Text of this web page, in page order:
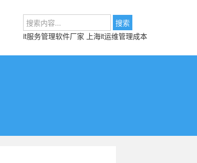
it服务管理软件厂家 上海it运维管理成本